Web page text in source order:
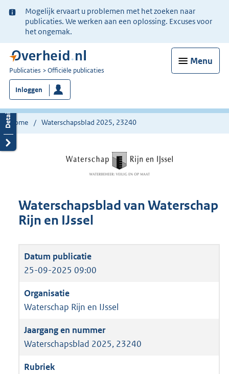
Ter
informatie:
Mogelijk ervaart u problemen met het zoeken naar
publicaties. We werken aan een oplossing. Excuses voor
het ongemak.
Menu
U
bent
nu
hier:
Publicaties Officiële publicaties
Inloggen
Home Waterschapsblad 2025, 23240
Waterschapsblad van Waterschap
Rijn en IJssel
25-09-2025 09:00
Waterschap Rijn en IJssel
Waterschapsblad 2025, 23240